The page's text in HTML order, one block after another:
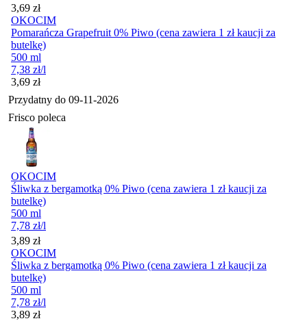
Cena
3,69 zł
OKOCIM
Pomarańcza Grapefruit 0% Piwo (cena zawiera 1 zł kaucji za
butelkę)
500 ml
7,38 zł/l
Cena
3,69 zł
Przydatny do 09-11-2026
Frisco poleca
OKOCIM
Śliwka z bergamotką 0% Piwo (cena zawiera 1 zł kaucji za
butelkę)
500 ml
7,78 zł/l
Cena
3,89 zł
OKOCIM
Śliwka z bergamotką 0% Piwo (cena zawiera 1 zł kaucji za
butelkę)
500 ml
7,78 zł/l
Cena
3,89 zł